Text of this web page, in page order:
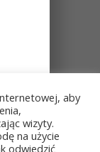
aby
wizyty.
na użycie
odwiedzić